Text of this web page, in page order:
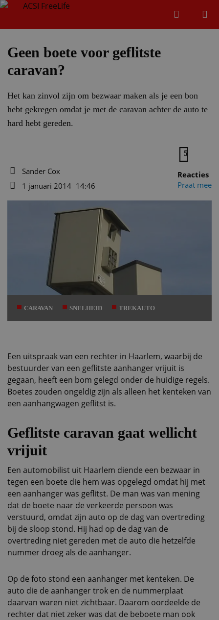
Geen boete voor geflitste
caravan?
Het kan zinvol zijn om bezwaar maken als je een bon
hebt gekregen omdat je met de caravan achter de auto te
hard hebt gereden.
Auteur
Sander Cox
1 januari 2014 14:46
5
Reacties
Praat mee
CARAVAN SNELHEID TREKAUTO
Een uitspraak van een rechter in Haarlem, waarbij de
bestuurder van een geflitste aanhanger vrijuit is
gegaan, heeft een bom gelegd onder de huidige regels.
Boetes zouden ongeldig zijn als alleen het kenteken van
een aanhangwagen geflitst is.
Geflitste caravan gaat wellicht
vrijuit
Een automobilist uit Haarlem diende een bezwaar in
tegen een boete die hem was opgelegd omdat hij met
een aanhanger was geflitst. De man was van mening
dat de boete naar de verkeerde persoon was
verstuurd, omdat zijn auto op de dag van overtreding
bij de sloop stond. Hij had op de dag van de
overtreding niet gereden met de auto die hetzelfde
nummer droeg als de aanhanger.
Op de foto stond een aanhanger met kenteken. De
auto die de aanhanger trok en de nummerplaat
daarvan waren niet zichtbaar. Daarom oordeelde de
rechter dat niet zeker was dat de beboete man ook